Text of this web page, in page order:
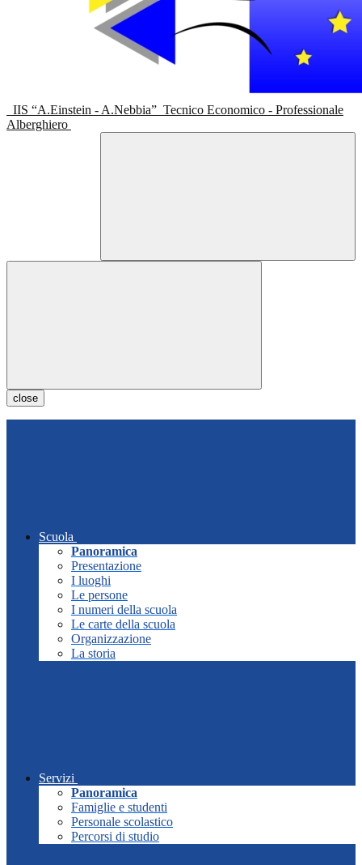
IIS “A.Einstein - A.Nebbia” Tecnico Economico - Professionale
Alberghiero
close
Scuola
Panoramica
Presentazione
I luoghi
Le persone
I numeri della scuola
Le carte della scuola
Organizzazione
La storia
Servizi
Panoramica
Famiglie e studenti
Personale scolastico
Percorsi di studio